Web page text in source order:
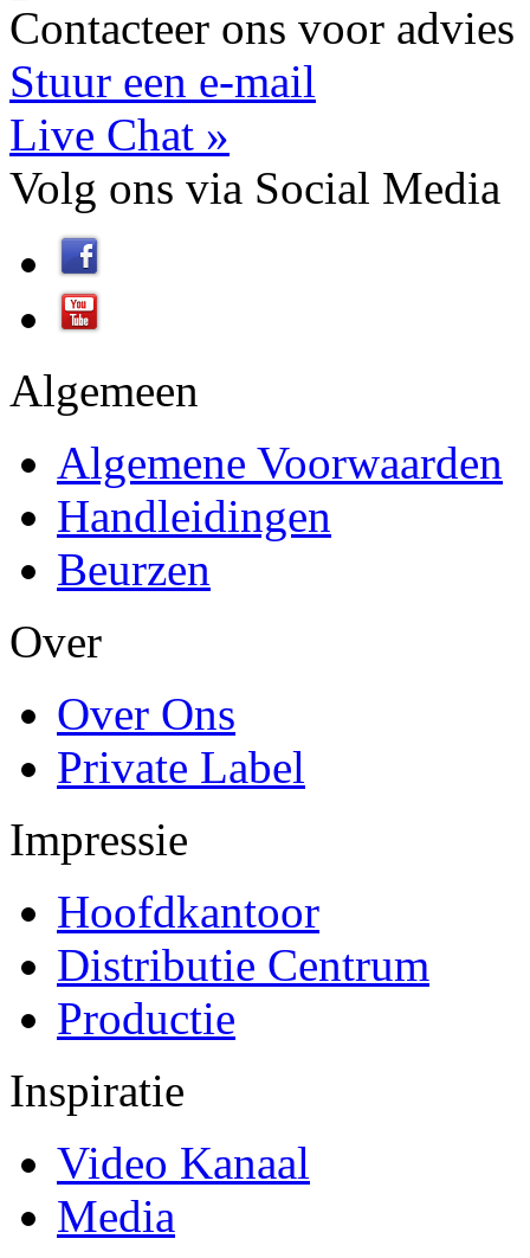
Contacteer ons voor advies
Stuur een e-mail
Live Chat »
Volg ons via Social Media
Algemeen
Algemene Voorwaarden
Handleidingen
Beurzen
Over
Over Ons
Private Label
Impressie
Hoofdkantoor
Distributie Centrum
Productie
Inspiratie
Video Kanaal
Media